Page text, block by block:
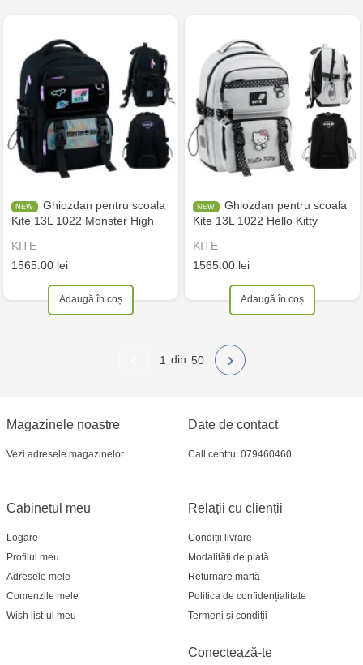
Ghiozdan pentru scoala
Kite 13L 1022 Monster High
KITE
1565.00 lei
Adaugă în coș
Ghiozdan pentru scoala
Kite 13L 1022 Hello Kitty
KITE
1565.00 lei
Adaugă în coș
1 50 ›
Magazinele noastre
Vezi adresele magazinelor
Relații cu clienții
Condiții livrare
Modalități de plată
Returnare marfă
Politica de confidențialitate
Termeni și condiții
Cabinetul meu
Logare
Profilul meu
Adresele mele
Comenzile mele
Wish list-ul meu
Date de contact
Call centru: 079460460
Conectează-te